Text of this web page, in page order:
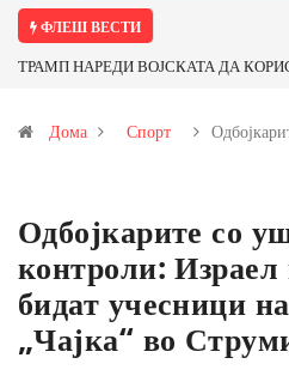
ФЛЕШ ВЕСТИ
ТРАМП НАРЕДИ ВОЈСКАТА ДА
Иловица и со антимонот?
Дома Спорт
Одбојкарите со
контроли: Израел
бидат учесници
„Чајка“ во